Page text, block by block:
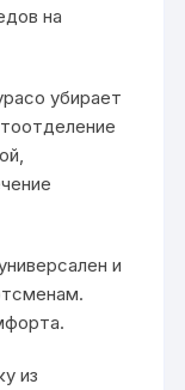
на
убирает
и
из